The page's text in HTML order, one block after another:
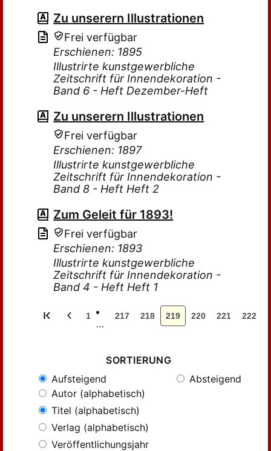
Zu unserern Illustrationen
Frei verfügbar
Erschienen: 1895
Illustrirte kunstgewerbliche
Zeitschrift für Innendekoration -
Band 6 - Heft Dezember-Heft
Zu unserern Illustrationen
Frei verfügbar
Erschienen: 1897
Illustrirte kunstgewerbliche
Zeitschrift für Innendekoration -
Band 8 - Heft Heft 2
Zum Geleit für 1893!
Frei verfügbar
Erschienen: 1893
Illustrirte kunstgewerbliche
Zeitschrift für Innendekoration -
Band 4 - Heft Heft 1
1
…
217 218 219 220 221 222
SORTIERUNG
Aufsteigend
Absteigend
Autor (alphabetisch)
Titel (alphabetisch)
Verlag (alphabetisch)
Veröffentlichungsjahr